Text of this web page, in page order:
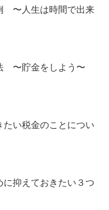
〜人生は時間で出来
〜貯金をしよう〜
い税金のことについ
抑えておきたい３つ